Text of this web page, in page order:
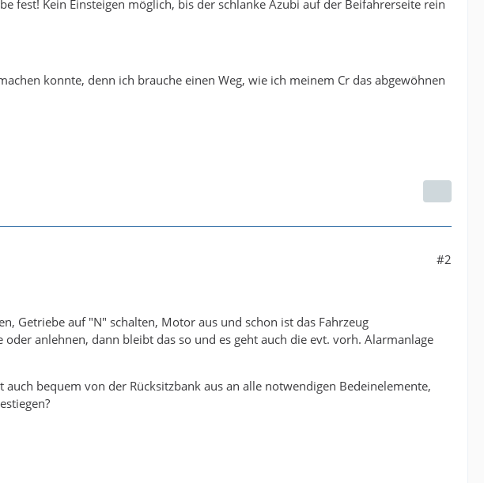
fest! Kein Einsteigen möglich, bis der schlanke Azubi auf der Beifahrerseite rein
konnte, denn ich brauche einen Weg, wie ich meinem Cr das abgewöhnen
#2
Getriebe auf "N" schalten, Motor aus und schon ist das Fahrzeug
anlehnen, dann bleibt das so und es geht auch die evt. vorh. Alarmanlage
bequem von der Rücksitzbank aus an alle notwendigen Bedeinelemente,